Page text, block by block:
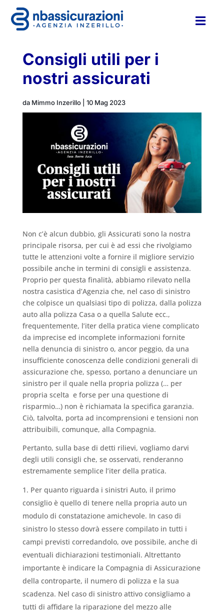

Consigli utili per i
nostri assicurati
da Mimmo Inzerillo| 10 Mag 2023
Non c’è alcun dubbio, gli Assicurati sono la nostra
principale risorsa, per cui è ad essi che rivolgiamo
tutte le attenzioni volte a fornire il migliore servizio
possibile anche in termini di consigli e assistenza.
Proprio per questa finalità, abbiamo rilevato nella
nostra casistica d’Agenzia che, nel caso di sinistro
che colpisce un qualsiasi tipo di polizza, dalla polizza
auto alla polizza Casa o a quella Salute ecc.,
frequentemente, l’iter della pratica viene complicato
da imprecise ed incomplete informazioni fornite
nella denuncia di sinistro o, ancor peggio, da una
insufficiente conoscenza delle condizioni generali di
assicurazione che, spesso, portano a denunciare un
sinistro per il quale nella propria polizza (… per
propria scelta e forse per una questione di
risparmio…) non è richiamata la specifica garanzia.
Ciò, talvolta, porta ad incomprensioni e tensioni non
attribuibili, comunque, alla Compagnia.
Pertanto, sulla base di detti rilievi, vogliamo darvi
degli utili consigli che, se osservati, renderanno
estremamente semplice l’iter della pratica.
Per quanto riguarda i sinistri Auto, il primo
consiglio è quello di tenere nella propria auto un
modulo di constatazione amichevole. In caso di
sinistro lo stesso dovrà essere compilato in tutti i
campi previsti corredandolo, ove possibile, anche di
eventuali dichiarazioni testimoniali. Altrettanto
importante è indicare la Compagnia di Assicurazione
della controparte, il numero di polizza e la sua
scadenza. Nel caso di sinistro attivo consigliamo a
tutti di affidare la riparazione del mezzo alle